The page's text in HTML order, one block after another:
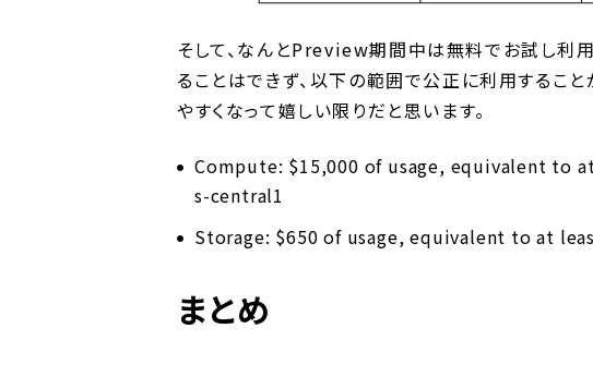
そして、なんとPreview期間中は無料でお試し利
ることはできず、以下の範囲で公正に利用するこ
やすくなって嬉しい限りだと思います。
Compute: $15,000 of usage, equivalent to
s-central1
Storage: $650 of usage, equivalent to at
まとめ